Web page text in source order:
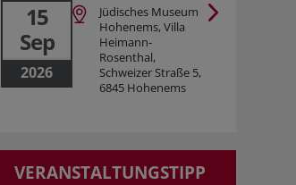
15
Sep
2026
Jüdisches Museum
Hohenems, Villa
Heimann-
Rosenthal,
Schweizer Straße 5,
6845 Hohenems
VERANSTALTUNGSTIPP